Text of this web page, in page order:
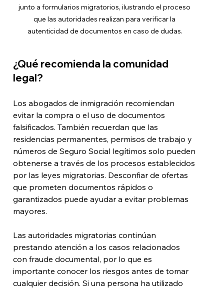
junto a formularios migratorios, ilustrando el proceso
que las autoridades realizan para verificar la
autenticidad de documentos en caso de dudas.
¿Qué recomienda la comunidad
legal?
Los abogados de inmigración recomiendan
evitar la compra o el uso de documentos
falsificados. También recuerdan que las
residencias permanentes, permisos de trabajo y
números de Seguro Social legítimos solo pueden
obtenerse a través de los procesos establecidos
por las leyes migratorias. Desconfiar de ofertas
que prometen documentos rápidos o
garantizados puede ayudar a evitar problemas
mayores.
Las autoridades migratorias continúan
prestando atención a los casos relacionados
con fraude documental, por lo que es
importante conocer los riesgos antes de tomar
cualquier decisión. Si una persona ha utilizado